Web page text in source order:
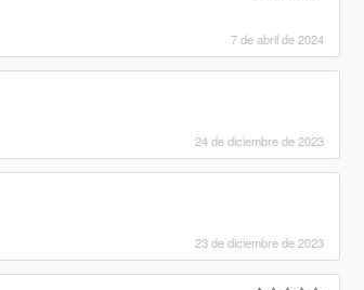
7 de abril de 2024
24 de diciembre de 2023
23 de diciembre de 2023